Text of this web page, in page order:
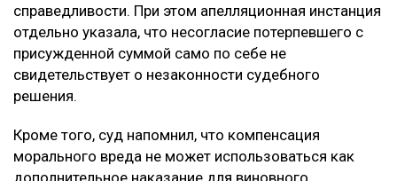
справедливости. При этом апелляционная инстанция
отдельно указала, что несогласие потерпевшего с
присужденной суммой само по себе не
свидетельствует о незаконности судебного
решения.
Кроме того, суд напомнил, что компенсация
морального вреда не может использоваться как